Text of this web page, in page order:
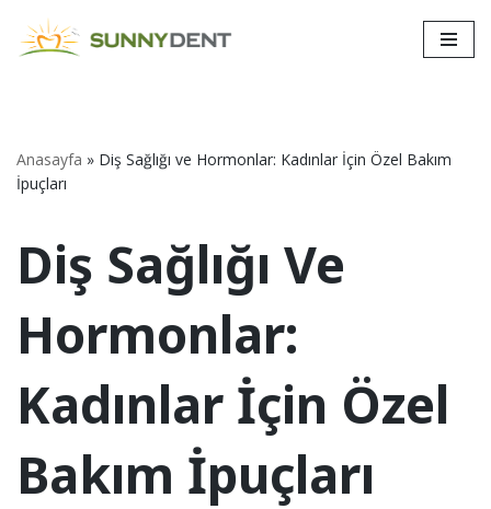
İçeriğe
Anasayfa » Diş Sağlığı ve Hormonlar: Kadınlar İçin Özel Bakım
İpuçları
Diş Sağlığı Ve
Hormonlar:
Kadınlar İçin Özel
Bakım İpuçları